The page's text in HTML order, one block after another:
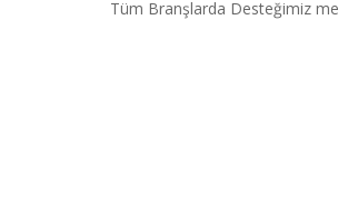
Tüm Branşlarda Desteğimiz